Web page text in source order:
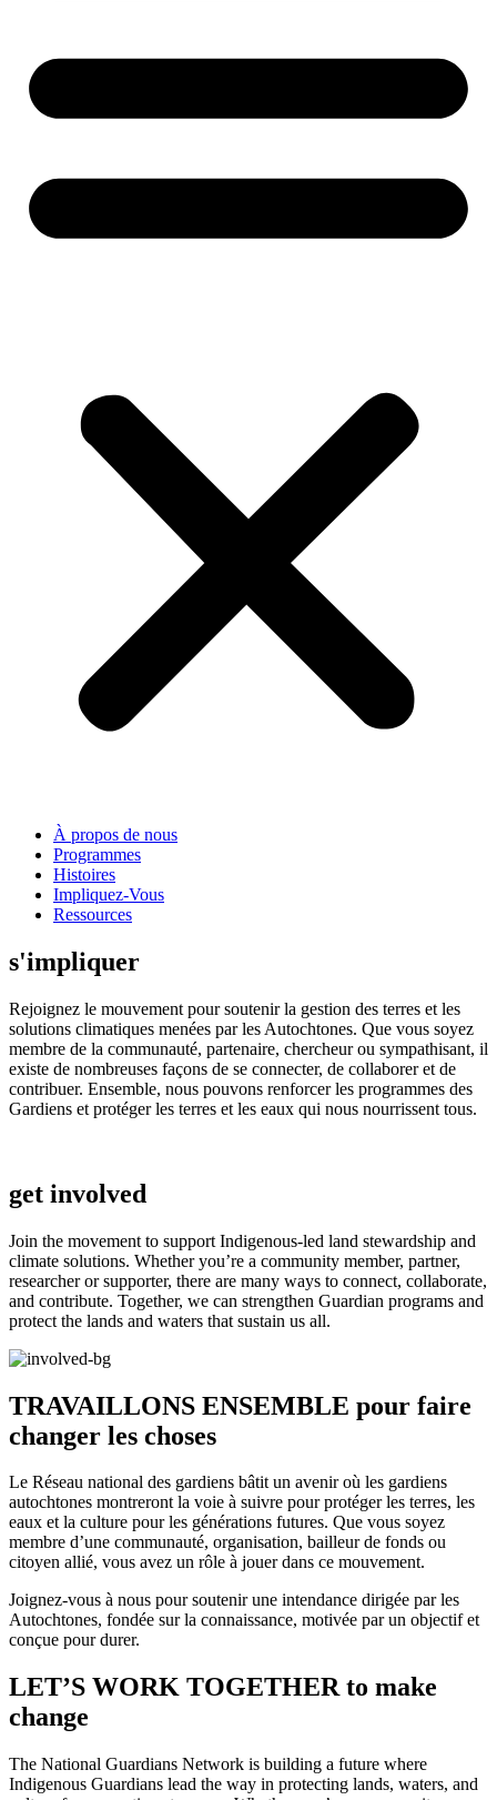
À propos de nous
Programmes
Histoires
Impliquez-Vous
Ressources
s'impliquer
Rejoignez le mouvement pour soutenir la gestion des terres et les
solutions climatiques menées par les Autochtones. Que vous soyez
membre de la communauté, partenaire, chercheur ou sympathisant, il
existe de nombreuses façons de se connecter, de collaborer et de
contribuer. Ensemble, nous pouvons renforcer les programmes des
Gardiens et protéger les terres et les eaux qui nous nourrissent tous.
get involved
Join the movement to support Indigenous-led land stewardship and
climate solutions. Whether you’re a community member, partner,
researcher or supporter, there are many ways to connect, collaborate,
and contribute. Together, we can strengthen Guardian programs and
protect the lands and waters that sustain us all.
TRAVAILLONS ENSEMBLE pour faire
changer les choses
Le Réseau national des gardiens bâtit un avenir où les gardiens
autochtones montreront la voie à suivre pour protéger les terres, les
eaux et la culture pour les générations futures. Que vous soyez
membre d’une communauté, organisation, bailleur de fonds ou
citoyen allié, vous avez un rôle à jouer dans ce mouvement.
Joignez-vous à nous pour soutenir une intendance dirigée par les
Autochtones, fondée sur la connaissance, motivée par un objectif et
conçue pour durer.
LET’S WORK TOGETHER to make
change
The National Guardians Network is building a future where
Indigenous Guardians lead the way in protecting lands, waters, and